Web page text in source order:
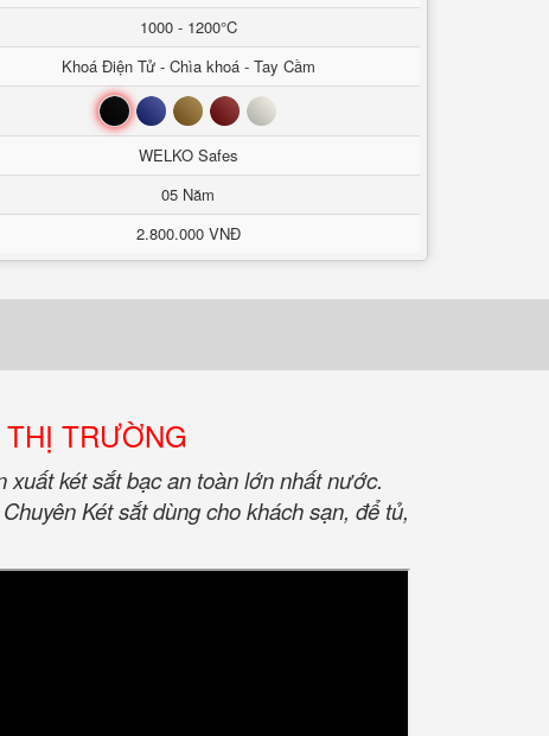
1000 - 1200°C
Khoá Điện Tử - Chìa khoá - Tay Cầm
Đen Xanh Nâu Đỏ Trắng
WELKO Safes
05 Năm
2.800.000 VNĐ
TRƯỜNG
két sắt bạc an toàn lớn nhất nước.
Két sắt dùng cho khách sạn, để tủ,